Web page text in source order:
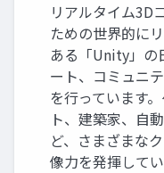
リアルタイム3D
ための世界的に
ある「Unity」の
ート、コミュニ
を行っています
ト、建築家、自
ど、さまざまな
像力を発揮してい